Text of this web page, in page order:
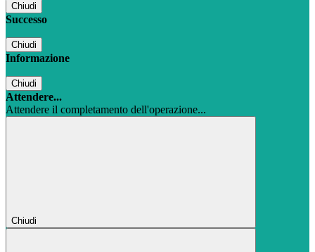
Chiudi
Successo
Chiudi
Informazione
Chiudi
Attendere...
Attendere il completamento dell'operazione...
Chiudi